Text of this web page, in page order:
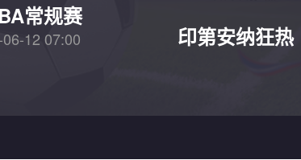
常规赛
12 07:00 印第安纳狂热